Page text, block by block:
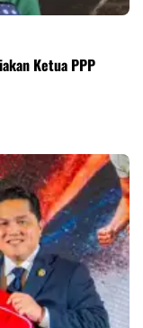
Ketua PPP